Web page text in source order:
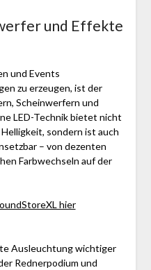
und Effekte
und Events
zu erzeugen, ist der
Scheinwerfern und
LED-Technik bietet nicht
sondern ist auch
– von dezenten
Farbwechseln auf der
hier
Ausleuchtung wichtiger
Rednerpodium und